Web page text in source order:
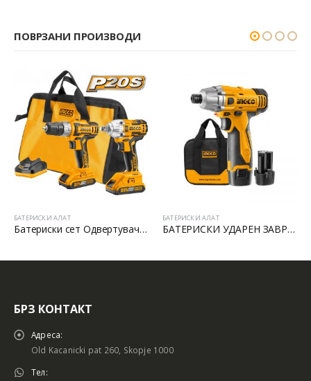
ПОВРЗАНИ ПРОИЗВОДИ
БАТЕРИСКИ АЛАТ
Батериски сет Одвертувач и Бормашина 20V
БАТЕРИСКИ АЛАТ
БАТЕРИСКИ УДАРЕН ЗАВРТУВАЧ 12V
БРЗ КОНТАКТ
Адреса:
Old Kacanicki pat 260, Skopje 1000
Тел: